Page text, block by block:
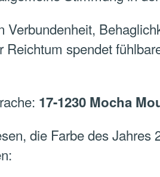
Verbundenheit,
Reichtum spendet
17-1230 Mocha
die Farbe des Jahres